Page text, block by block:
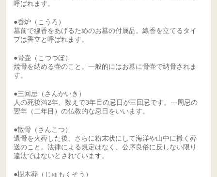
呼ばれます。
●香炉（こうろ）
墓前で線香をあげるためのお墓の付属品。線香を立てるタイ
プは香立と呼ばれます。
●骨壷（こつつぼ）
焼骨を納める壷のこと。一般的にはお墓に骨壷で納骨されま
す。
●三回忌（さんかいき）
人の死後満2年、数えで3年目の忌日が三回忌です。一周忌の
翌年（二年目）の仏教的な忌日をいいます。
●散骨（さんこつ）
遺骨を火葬した後、さらに粉末状にして海洋や山中に撒く葬
送のこと。法律による規定はなく、公序良俗に反しない限り
違法ではないとされています。
●樹木葬（じゅもくそう）